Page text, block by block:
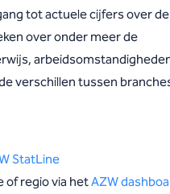
tot actuele cijfers over de
over onder meer de
verschillen tussen
StatLine
of regio via hetAZW